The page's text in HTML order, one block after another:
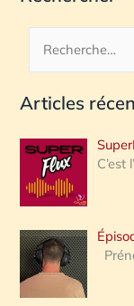
c
e
r
c
h
e
Articles
C’est